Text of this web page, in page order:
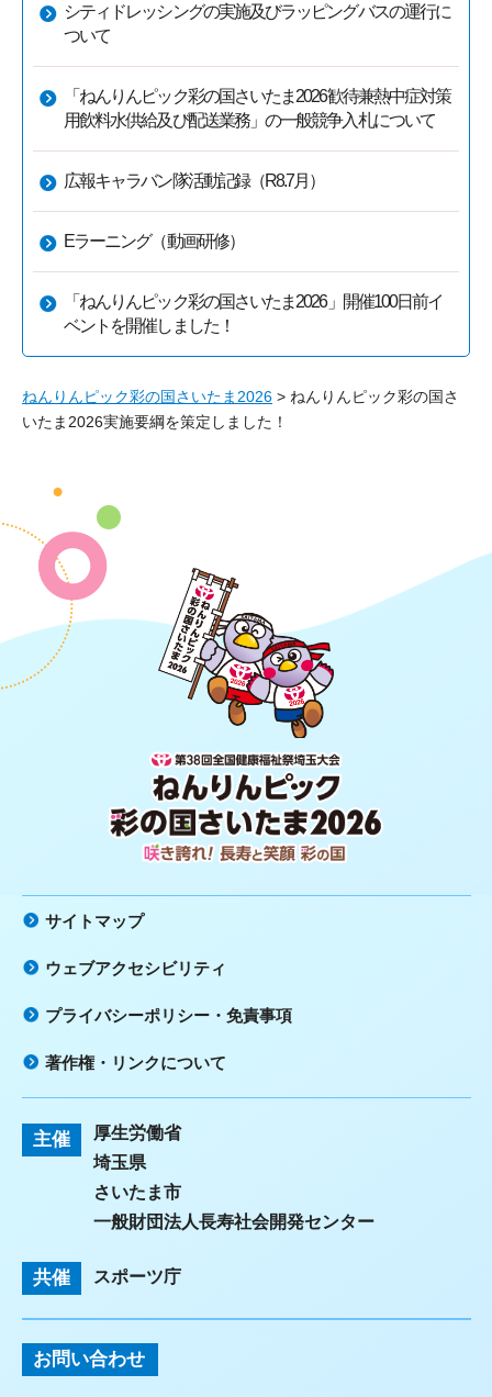
シティドレッシングの実施及びラッピングバスの運行に
ついて
「ねんりんピック彩の国さいたま2026歓待兼熱中症対策
用飲料水供給及び配送業務」の一般競争入札について
広報キャラバン隊活動記録（R8.7月）
Eラーニング（動画研修）
「ねんりんピック彩の国さいたま2026」開催100日前イ
ベントを開催しました！
ねんりんピック彩の国さいたま2026 > ねんりんピック彩の国さ
いたま2026実施要綱を策定しました！
第38回全国健康福祉祭埼玉大会 ね
んりんピック 彩の国さいたま2026
咲き誇れ！長寿と笑顔 彩の国
サイトマップ
ウェブアクセシビリティ
プライバシーポリシー・免責事項
著作権・リンクについて
主催
厚生労働省
埼玉県
さいたま市
一般財団法人長寿社会開発センター
共催 スポーツ庁
お問い合わせ